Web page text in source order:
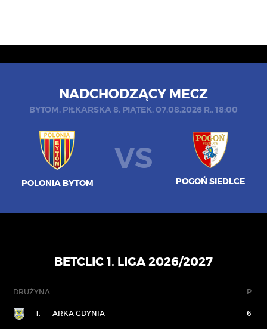
NADCHODZĄCY MECZ
BYTOM, PIŁKARSKA 8. PIĄTEK, 07.08.2026 R., 18:00
POLONIA BYTOM
VS
POGOŃ SIEDLCE
BETCLIC 1. LIGA 2026/2027
DRUŻYNA P
1. ARKA GDYNIA 6